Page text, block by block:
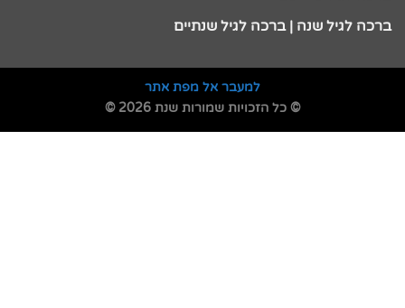
ברכה לגיל שנה | ברכה לגיל שנתיים
למעבר אל מפת אתר
© כל הזכויות שמורות שנת 2026 ©